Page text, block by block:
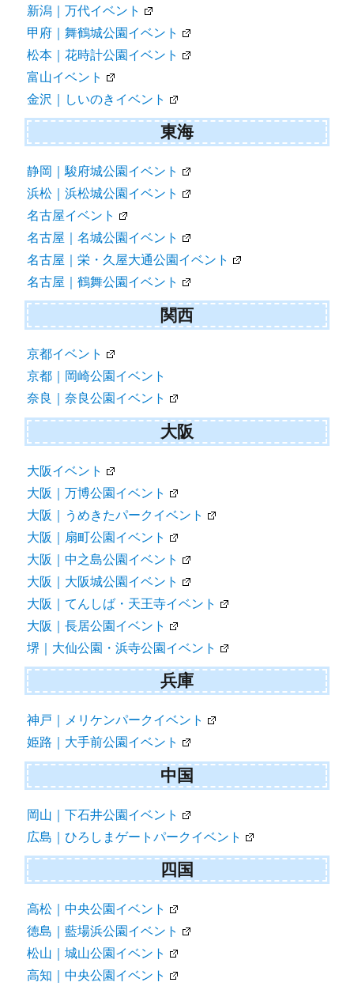
新潟｜万代イベント
甲府｜舞鶴城公園イベント
松本｜花時計公園イベント
富山イベント
金沢｜しいのきイベント
東海
静岡｜駿府城公園イベント
浜松｜浜松城公園イベント
名古屋イベント
名古屋｜名城公園イベント
名古屋｜栄・久屋大通公園イベント
名古屋｜鶴舞公園イベント
関西
京都イベント
京都｜岡崎公園イベント
奈良｜奈良公園イベント
大阪
大阪イベント
大阪｜万博公園イベント
大阪｜うめきたパークイベント
大阪｜扇町公園イベント
大阪｜中之島公園イベント
大阪｜大阪城公園イベント
大阪｜てんしば・天王寺イベント
大阪｜長居公園イベント
堺｜大仙公園・浜寺公園イベント
兵庫
神戸｜メリケンパークイベント
姫路｜大手前公園イベント
中国
岡山｜下石井公園イベント
広島｜ひろしまゲートパークイベント
四国
高松｜中央公園イベント
徳島｜藍場浜公園イベント
松山｜城山公園イベント
高知｜中央公園イベント